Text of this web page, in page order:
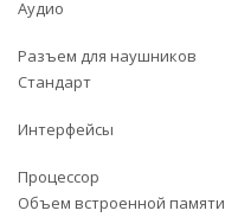
Аудио
Разъем для наушников
Стандарт
Интерфейсы
Процессор
Объем встроенной памяти